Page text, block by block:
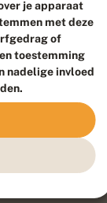
je apparaat
met deze
of
toestemming
nadelige invloed
door